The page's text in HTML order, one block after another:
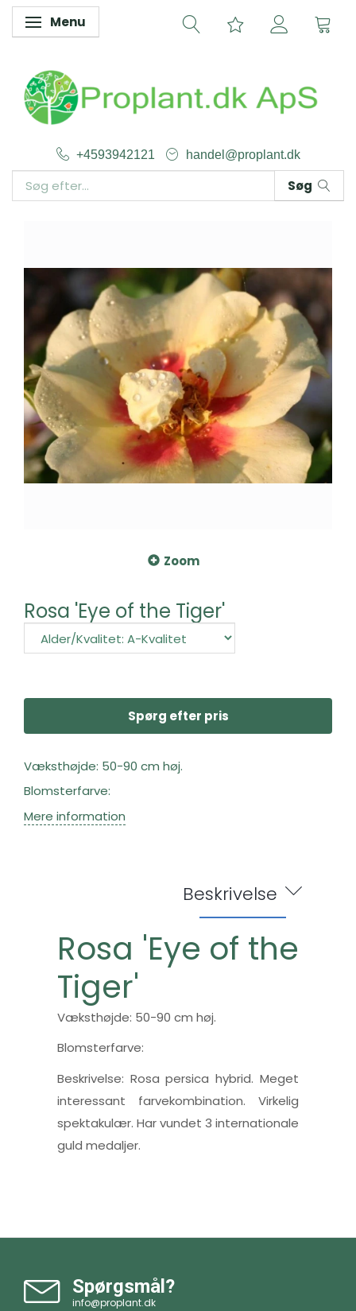
Skifte navigation
Menu
+4593942121 handel@proplant.dk
Søg
Zoom
Rosa 'Eye of the Tiger'
Spørg efter pris
Væksthøjde: 50-90 cm høj.
Blomsterfarve:
Mere information
Beskrivelse
Rosa 'Eye of the
Tiger'
Væksthøjde: 50-90 cm høj.
Blomsterfarve:
Beskrivelse: Rosa persica hybrid. Meget
interessant farvekombination. Virkelig
spektakulær. Har vundet 3 internationale
guld medaljer.
Spørgsmål?
info@proplant.dk